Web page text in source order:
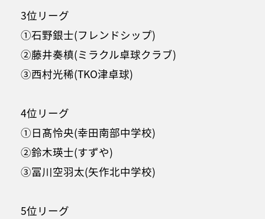
3位リーグ
①石野銀士(フレンドシップ)
②藤井奏槙(ミラクル卓球クラブ)
③西村光稀(TKO津卓球)
4位リーグ
①日髙怜央(幸田南部中学校)
②鈴木瑛士(すずや)
③冨川空羽太(矢作北中学校)
5位リーグ